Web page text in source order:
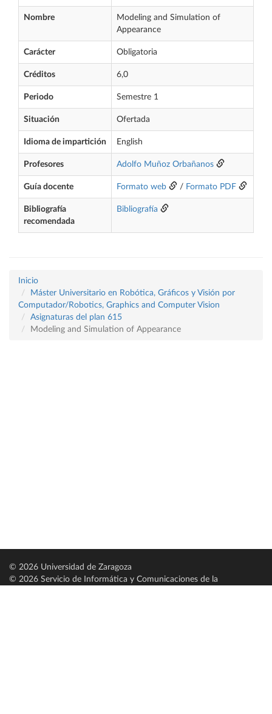
Nombre
Modeling and Simulation of
Appearance
Carácter Obligatoria
Créditos 6,0
Periodo Semestre 1
Situación Ofertada
Idioma de impartición English
Profesores Adolfo Muñoz Orbañanos
Guía docente Formato web / Formato PDF
Bibliografía
recomendada
Bibliografía
Inicio
Máster Universitario en Robótica, Gráficos y Visión por
Computador/Robotics, Graphics and Computer Vision
Asignaturas del plan 615
Modeling and Simulation of Appearance
© 2026 Universidad de Zaragoza
© 2026 Servicio de Informática y Comunicaciones de la